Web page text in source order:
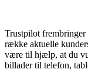
Trustpilot frembringer
række aktuelle
være til hjælp, at du
billader til telefon,